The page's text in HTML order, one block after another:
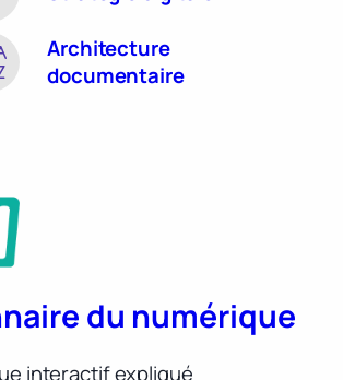
Architecture
documentaire
du numérique
interactif expliqué